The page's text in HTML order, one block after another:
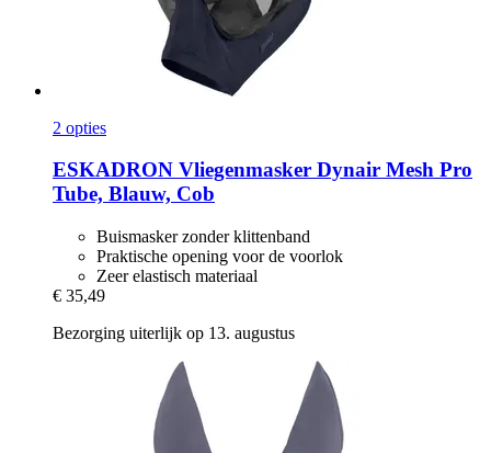
2 opties
ESKADRON Vliegenmasker Dynair Mesh Pro
Tube, Blauw, Cob
Buismasker zonder klittenband
Praktische opening voor de voorlok
Zeer elastisch materiaal
€ 35,49
Bezorging uiterlijk op 13. augustus